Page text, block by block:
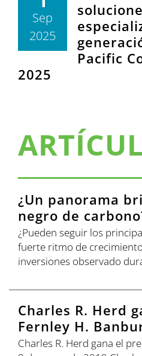
Sep
2025
Pacific
2025
¿Un panorama
negro de
¿Pueden seguir los
fuerte ritmo de
inversiones observado
Charles R. Herd
Fernley H.
Charles R. Herd gana el